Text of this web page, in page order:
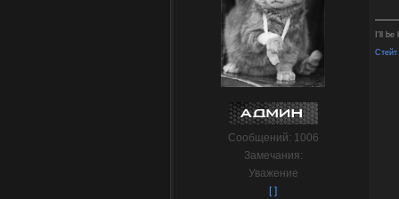
Сообщений: 1006
Замечания:
Уважение
[ ]
I'll be
Стейт